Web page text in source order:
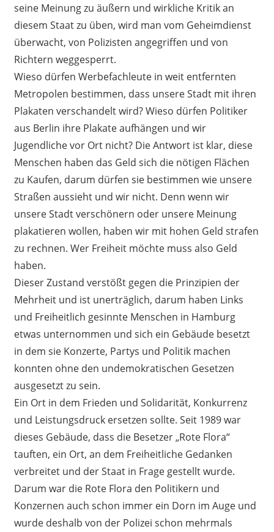
seine Meinung zu äußern und wirkliche Kritik an
diesem Staat zu üben, wird man vom Geheimdienst
überwacht, von Polizisten angegriffen und von
Richtern weggesperrt.
Wieso dürfen Werbefachleute in weit entfernten
Metropolen bestimmen, dass unsere Stadt mit ihren
Plakaten verschandelt wird? Wieso dürfen Politiker
aus Berlin ihre Plakate aufhängen und wir
Jugendliche vor Ort nicht? Die Antwort ist klar, diese
Menschen haben das Geld sich die nötigen Flächen
zu Kaufen, darum dürfen sie bestimmen wie unsere
Straßen aussieht und wir nicht. Denn wenn wir
unsere Stadt verschönern oder unsere Meinung
plakatieren wollen, haben wir mit hohen Geld strafen
zu rechnen. Wer Freiheit möchte muss also Geld
haben.
Dieser Zustand verstößt gegen die Prinzipien der
Mehrheit und ist unerträglich, darum haben Links
und Freiheitlich gesinnte Menschen in Hamburg
etwas unternommen und sich ein Gebäude besetzt
in dem sie Konzerte, Partys und Politik machen
konnten ohne den undemokratischen Gesetzen
ausgesetzt zu sein.
Ein Ort in dem Frieden und Solidarität, Konkurrenz
und Leistungsdruck ersetzen sollte. Seit 1989 war
dieses Gebäude, dass die Besetzer „Rote Flora“
tauften, ein Ort, an dem Freiheitliche Gedanken
verbreitet und der Staat in Frage gestellt wurde.
Darum war die Rote Flora den Politikern und
Konzernen auch schon immer ein Dorn im Auge und
wurde deshalb von der Polizei schon mehrmals